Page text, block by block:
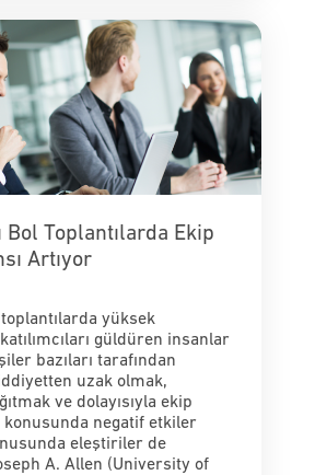
Bol Toplantılarda Ekip
Artıyor
yüksek
güldüren insanlar
bazıları tarafından
uzak olmak,
ve dolayısıyla ekip
konusunda negatif etkiler
eleştiriler de
A. Allen (University of